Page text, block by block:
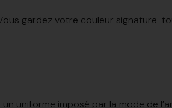
gardez votre couleur signature
uniforme imposé par la mode de